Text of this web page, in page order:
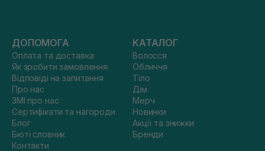
ДОПОМОГА
Оплата та доставка
Як зробити замовлення
Відповіді на запитання
Про нас
ЗМІ про нас
Сертифікати та нагороди
Блог
Бюті словник
Контакти
КАТАЛОГ
Волосся
Обличчя
Тіло
Дім
Мерч
Новинки
Акції та знижки
Бренди